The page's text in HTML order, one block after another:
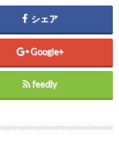
シェア
Google+
feedly